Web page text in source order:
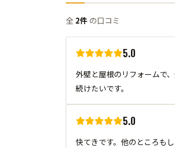
全 2件 の口コミ
5.0
外壁と屋根のリフォームで
続けたいです。
5.0
快てきです。他のところも